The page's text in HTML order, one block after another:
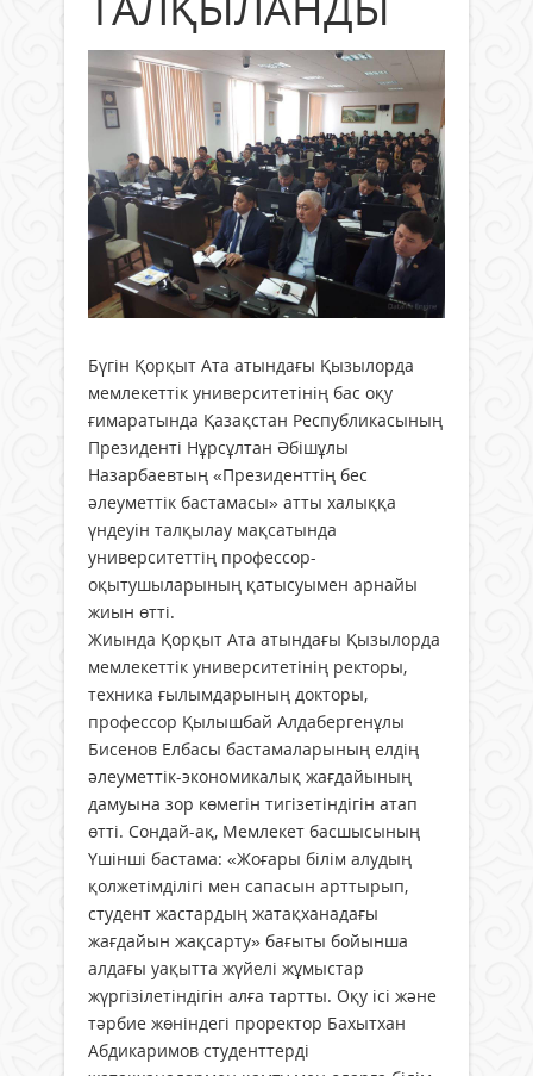
Бүгін Қорқыт Ата атындағы Қызылорда
мемлекеттік университетінің бас оқу
ғимаратында Қазақстан Республикасының
Президенті Нұрсұлтан Әбішұлы
Назарбаевтың «Президенттің бес
әлеуметтік бастамасы» атты халыққа
үндеуін талқылау мақсатында
университеттің профессор-
оқытушыларының қатысуымен арнайы
жиын өтті.
Жиында Қорқыт Ата атындағы Қызылорда
мемлекеттік университетінің ректоры,
техника ғылымдарының докторы,
профессор Қылышбай Алдабергенұлы
Бисенов Елбасы бастамаларының елдің
әлеуметтік-экономикалық жағдайының
дамуына зор көмегін тигізетіндігін атап
өтті. Сондай-ақ, Мемлекет басшысының
Үшінші бастама: «Жоғары білім алудың
қолжетімділігі мен сапасын арттырып,
студент жастардың жатақханадағы
жағдайын жақсарту» бағыты бойынша
алдағы уақытта жүйелі жұмыстар
жүргізілетіндігін алға тартты. Оқу ісі және
тәрбие жөніндегі проректор Бахытхан
Абдикаримов студенттерді